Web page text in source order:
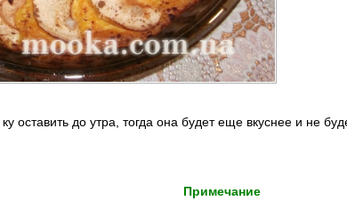
ку оставить до утра, тогда она будет еще вкуснее и не
Примечание